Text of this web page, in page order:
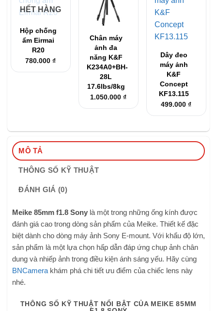
HẾT HÀNG
Hộp chống
ẩm Eirmai
R20
780.000₫
Chân máy
ảnh đa
năng K&F
K234A0+BH-
28L
17.6lbs/8kg
1.050.000₫
Dây đeo
máy ảnh
K&F
Concept
KF13.115
499.000₫
MÔ TẢ
THÔNG SỐ KỸ THUẬT
ĐÁNH GIÁ (0)
Meike 85mm f1.8 Sony là một trong những ống kính được
đánh giá cao trong dòng sản phẩm của Meike. Thiết kế đặc
biệt dành cho dòng máy ảnh Sony E-mount. Với khẩu độ lớn,
sản phẩm là một lựa chọn hấp dẫn đáp ứng chụp ảnh chân
dung và nhiếp ảnh trong điều kiện ánh sáng yếu. Hãy cùng
BNCamerakhám phá chi tiết ưu điểm của chiếc lens này
nhé.
THÔNG SỐ KỸ THUẬT NỔI BẬT CỦA MEIKE 85MM